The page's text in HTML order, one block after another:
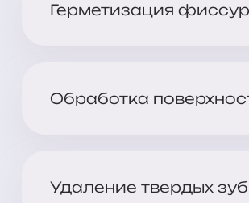
Герметизация
Обработка
Удаление твердых